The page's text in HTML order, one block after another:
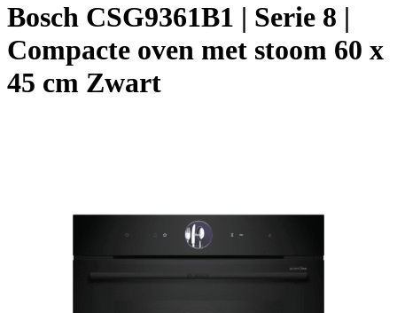
Bosch CSG9361B1 | Serie 8 |
Compacte oven met stoom 60 x
45 cm Zwart